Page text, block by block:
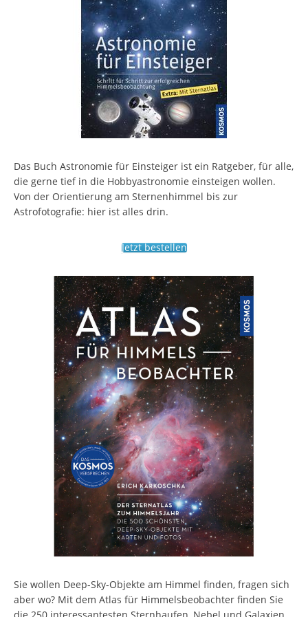
Das Buch Astronomie für Einsteiger ist ein Ratgeber, für alle,
die gerne tief in die Hobbyastronomie einsteigen wollen.
Von der Orientierung am Sternenhimmel bis zur
Astrofotografie: hier ist alles drin.
Jetzt bestellen
Sie wollen Deep-Sky-Objekte am Himmel finden, fragen sich
aber wo? Mit dem Atlas für Himmelsbeobachter finden Sie